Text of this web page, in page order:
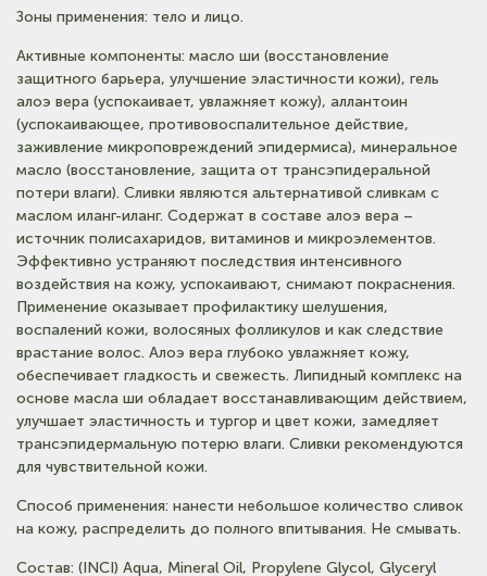
Зоны применения: тело и лицо.
Активные компоненты: масло ши (восстановление
защитного барьера, улучшение эластичности кожи), гель
алоэ вера (успокаивает, увлажняет кожу), аллантоин
(успокаивающее, противовоспалительное действие,
заживление микроповреждений эпидермиса), минеральное
масло (восстановление, защита от трансэпидеральной
потери влаги). Сливки являются альтернативой сливкам с
маслом иланг-иланг. Содержат в составе алоэ вера –
источник полисахаридов, витаминов и микроэлементов.
Эффективно устраняют последствия интенсивного
воздействия на кожу, успокаивают, снимают покраснения.
Применение оказывает профилактику шелушения,
воспалений кожи, волосяных фолликулов и как следствие
врастание волос. Алоэ вера глубоко увлажняет кожу,
обеспечивает гладкость и свежесть. Липидный комплекс на
основе масла ши обладает восстанавливающим действием,
улучшает эластичность и тургор и цвет кожи, замедляет
трансэпидермальную потерю влаги. Сливки рекомендуются
для чувствительной кожи.
Способ применения: нанести небольшое количество сливок
на кожу, распределить до полного впитывания. Не смывать.
Состав: (INCI) Aqua, Mineral Oil, Propylene Glycol, Glyceryl